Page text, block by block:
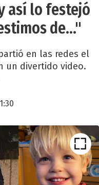
así lo festejó
de..."
en las redes el
un divertido video.